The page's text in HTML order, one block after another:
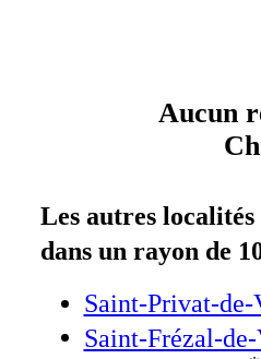
Aucun
Les autres
dans un rayon de
Saint-Privat-de-
Saint-Frézal-